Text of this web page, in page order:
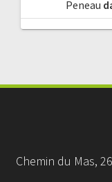
Peneau
Chemin du Mas,